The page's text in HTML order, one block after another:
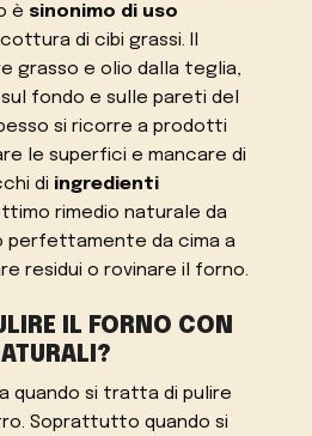
è sinonimo di uso
di cibi grassi. Il
grasso e olio dalla teglia,
fondo e sulle pareti del
si ricorre a prodotti
le superfici e mancare di
di ingredienti
rimedio naturale da
perfettamente da cima a
residui o rovinare il forno.
IL FORNO CON
quando si tratta di pulire
Soprattutto quando si